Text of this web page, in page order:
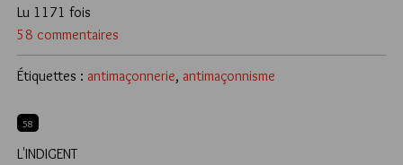
58 commentaires
Lu 1171 fois
Étiquettes : antimaçonnerie, antimaçonnisme
58
L'INDIGENT